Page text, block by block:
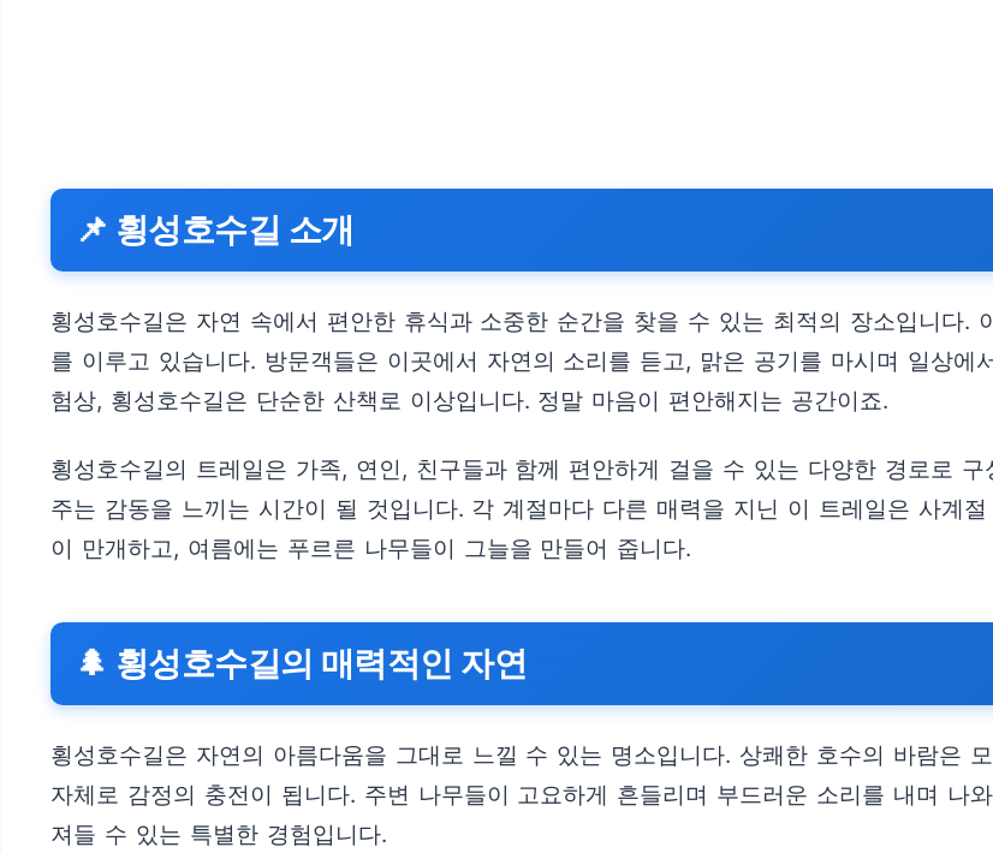
📌 횡성호수길 소개
횡성호수길은 자연 속에서 편안한 휴식과 소중한 순간을 찾을 수 있는 최적의 장소입니다.
를 이루고 있습니다. 방문객들은 이곳에서 자연의 소리를 듣고, 맑은 공기를 마시며 일상
험상, 횡성호수길은 단순한 산책로 이상입니다. 정말 마음이 편안해지는 공간이죠.
횡성호수길의 트레일은 가족, 연인, 친구들과 함께 편안하게 걸을 수 있는 다양한 경로로
주는 감동을 느끼는 시간이 될 것입니다. 각 계절마다 다른 매력을 지닌 이 트레일은 사계
이 만개하고, 여름에는 푸르른 나무들이 그늘을 만들어 줍니다.
🌲 횡성호수길의 매력적인 자연
횡성호수길은 자연의 아름다움을 그대로 느낄 수 있는 명소입니다. 상쾌한 호수의 바람은
자체로 감정의 충전이 됩니다. 주변 나무들이 고요하게 흔들리며 부드러운 소리를 내며 나
져들 수 있는 특별한 경험입니다.